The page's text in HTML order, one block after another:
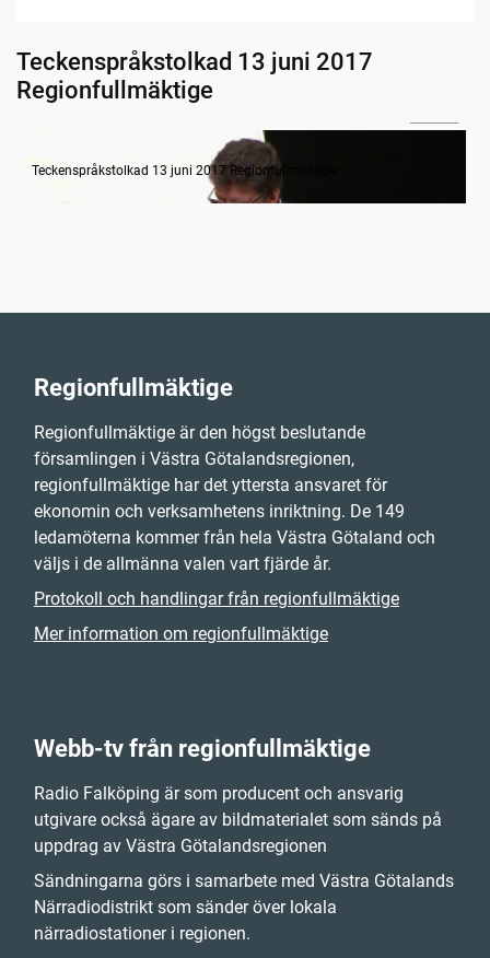
Teckenspråkstolkad 13 juni 2017
Regionfullmäktige
Budget VGR - Övergripande regionutvecklingsdebatt
Teckenspråkstolkad 13 juni 2017 Regionfullmäktige
Regionfullmäktige
Regionfullmäktige är den högst beslutande
församlingen i Västra Götalandsregionen,
regionfullmäktige har det yttersta ansvaret för
ekonomin och verksamhetens inriktning. De 149
ledamöterna kommer från hela Västra Götaland och
väljs i de allmänna valen vart fjärde år.
Protokoll och handlingar från regionfullmäktige
Mer information om regionfullmäktige
Webb-tv från regionfullmäktige
Radio Falköping är som producent och ansvarig
utgivare också ägare av bildmaterialet som sänds på
uppdrag av Västra Götalandsregionen
Sändningarna görs i samarbete med Västra Götalands
Närradiodistrikt som sänder över lokala
närradiostationer i regionen.